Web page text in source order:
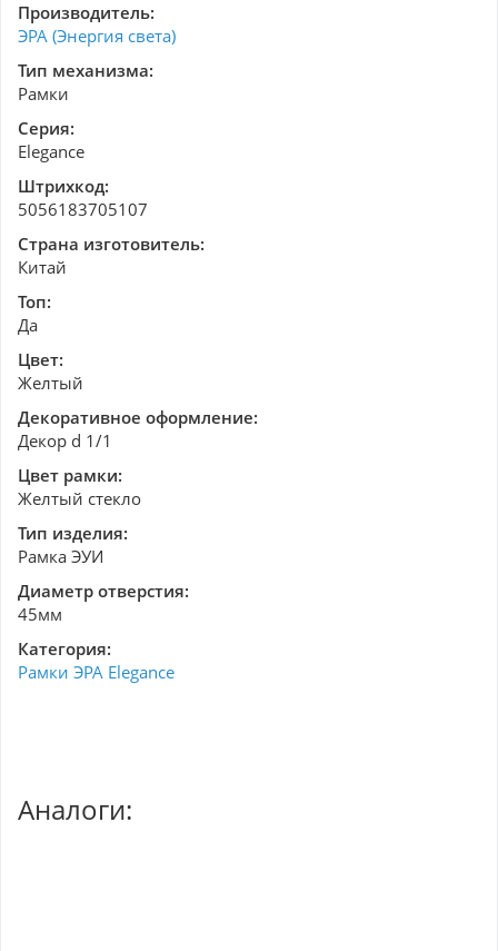
Производитель:
ЭРА (Энергия света)
Тип механизма:
Рамки
Серия:
Elegance
Штрихкод:
5056183705107
Страна изготовитель:
Китай
Топ:
Да
Цвет:
Желтый
Декоративное оформление:
Декор d 1/1
Цвет рамки:
Желтый стекло
Тип изделия:
Рамка ЭУИ
Диаметр отверстия:
45мм
Категория:
Рамки ЭРА Elegance
Аналоги: